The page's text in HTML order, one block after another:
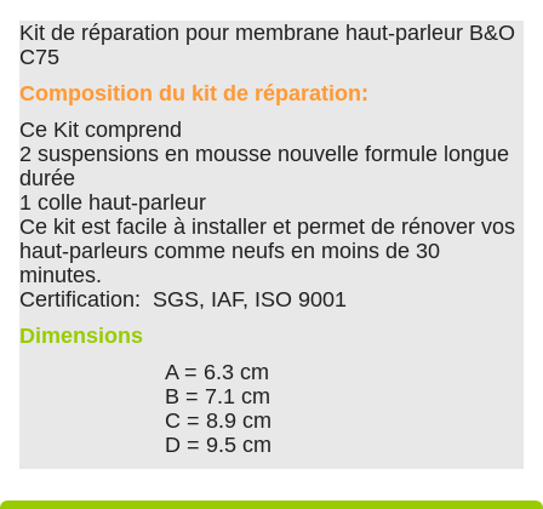
Kit de réparation pour membrane haut-parleur B&O
C75
Composition du kit de réparation:
Ce Kit comprend
2 suspensions en mousse nouvelle formule longue
durée
1 colle haut-parleur
Ce kit est facile à installer et permet de rénover vos
haut-parleurs comme neufs en moins de 30
minutes.
Certification: SGS, IAF, ISO 9001
Dimensions
A = 6.3 cm
B = 7.1 cm
C = 8.9 cm
D = 9.5 cm